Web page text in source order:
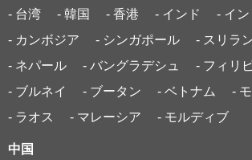
- 台湾
- 韓国 - 香港 - インド
- イ
- カンボジア
- シンガポール - スリラ
- ネパール
- バングラデシュ
- フィリ
- ブルネイ
- ブータン - ベトナム
-
- ラオス
- マレーシア - モルディブ
中国